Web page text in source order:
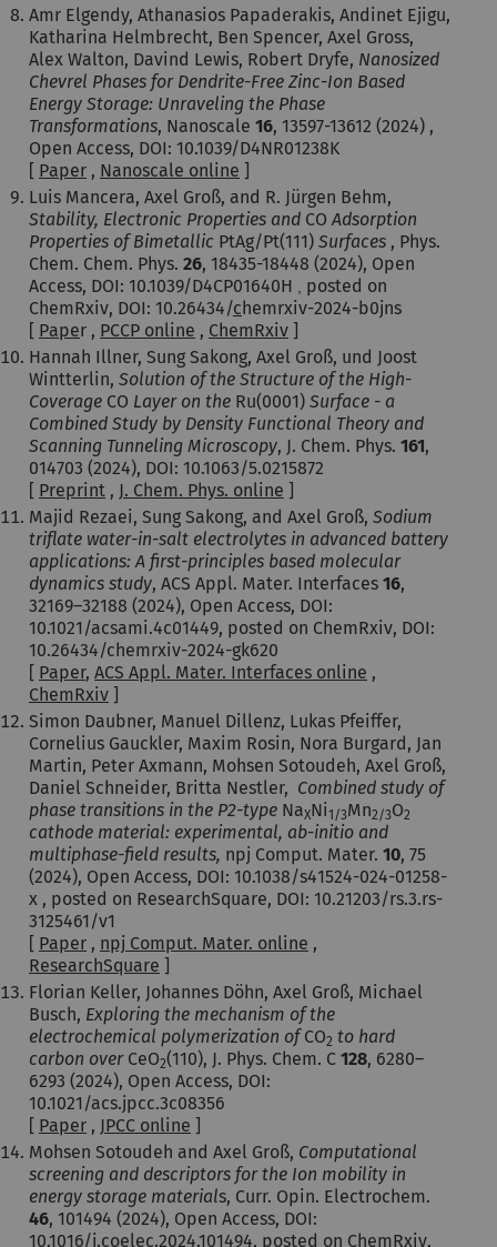
Amr Elgendy, Athanasios Papaderakis, Andinet Ejigu,
Katharina Helmbrecht, Ben Spencer, Axel Gross,
Alex Walton, Davind Lewis, Robert Dryfe, Nanosized
Chevrel Phases for Dendrite-Free Zinc-Ion Based
Energy Storage: Unraveling the Phase
Transformations, Nanoscale 16, 13597-13612 (2024) ,
Open Access, DOI: 10.1039/D4NR01238K
[ Paper , Nanoscale online ]
Luis Mancera, Axel Groß, and R. Jürgen Behm,
Stability, Electronic Properties and CO Adsorption
Properties of Bimetallic PtAg/Pt(111) Surfaces , Phys.
Chem. Chem. Phys. 26, 18435-18448 (2024), Open
Access, DOI: 10.1039/D4CP01640H
posted on
ChemRxiv, DOI: 10.26434/chemrxiv-2024-b0jns
[ Paper , PCCP online , ChemRxiv ]
Hannah Illner, Sung Sakong, Axel Groß, und Joost
Wintterlin, Solution of the Structure of the High-
Coverage CO Layer on the Ru(0001) Surface - a
Combined Study by Density Functional Theory and
Scanning Tunneling Microscopy, J. Chem. Phys. 161,
014703 (2024), DOI: 10.1063/5.0215872
[ Preprint , J. Chem. Phys. online ]
Majid Rezaei, Sung Sakong, and Axel Groß, Sodium
triflate water-in-salt electrolytes in advanced battery
applications: A first-principles based molecular
dynamics study, ACS Appl. Mater. Interfaces 16,
32169–32188 (2024), Open Access, DOI:
10.1021/acsami.4c01449, posted on ChemRxiv, DOI:
10.26434/chemrxiv-2024-gk620
[ Paper, ACS Appl. Mater. Interfaces online ,
ChemRxiv ]
Simon Daubner, Manuel Dillenz, Lukas Pfeiffer,
Cornelius Gauckler, Maxim Rosin, Nora Burgard, Jan
Martin, Peter Axmann, Mohsen Sotoudeh, Axel Groß,
Daniel Schneider, Britta Nestler, Combined study of
phase transitions in the P2-type NaXNi1/3Mn2/3O2
cathode material: experimental, ab-initio and
multiphase-field results, npj Comput. Mater. 10, 75
(2024), Open Access, DOI: 10.1038/s41524-024-01258-
x , posted on ResearchSquare, DOI: 10.21203/rs.3.rs-
3125461/v1
[ Paper , npj Comput. Mater. online ,
ResearchSquare ]
Florian Keller, Johannes Döhn, Axel Groß, Michael
Busch, Exploring the mechanism of the
electrochemical polymerization ofCO2 to hard
carbon overCeO2(110), J. Phys. Chem. C 128, 6280–
6293 (2024), Open Access, DOI:
10.1021/acs.jpcc.3c08356
[ Paper , JPCC online ]
Mohsen Sotoudeh and Axel Groß, Computational
screening and descriptors for the Ion mobility in
energy storage materials, Curr. Opin. Electrochem.
46, 101494 (2024), Open Access, DOI:
10.1016/j.coelec.2024.101494, posted on ChemRxiv,